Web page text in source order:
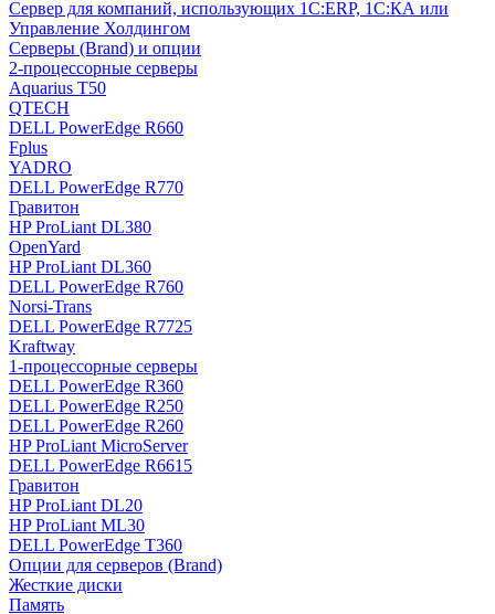
Сервер для компаний, использующих 1C:ERP, 1С:КА или
Управление Холдингом
Серверы (Brand) и опции
2-процессорные серверы
Aquarius T50
QTECH
DELL PowerEdge R660
Fplus
YADRO
DELL PowerEdge R770
Гравитон
HP ProLiant DL380
OpenYard
HP ProLiant DL360
DELL PowerEdge R760
Norsi-Trans
DELL PowerEdge R7725
Kraftway
1-процессорные серверы
DELL PowerEdge R360
DELL PowerEdge R250
DELL PowerEdge R260
HP ProLiant MicroServer
DELL PowerEdge R6615
Гравитон
HP ProLiant DL20
HP ProLiant ML30
DELL PowerEdge T360
Опции для серверов (Brand)
Жесткие диски
Память